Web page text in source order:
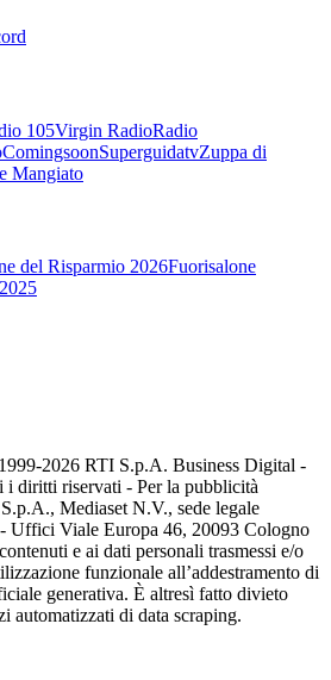
105Virgin RadioRadio
ComingsoonSuperguidatvZuppa di
Mangiato
del Risparmio 2026Fuorisalone
2026 RTI S.p.A. Business Digital -
i diritti riservati - Per la pubblicità
Mediaset N.V., sede legale
Uffici Viale Europa 46, 20093 Cologno
e ai dati personali trasmessi e/o
funzionale all’addestramento di
generativa. È altresì fatto divieto
automatizzati di data scraping.